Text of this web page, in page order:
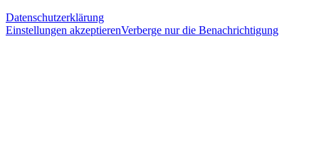
Datenschutzerklärung
Einstellungen akzeptierenVerberge nur die Benachrichtigung